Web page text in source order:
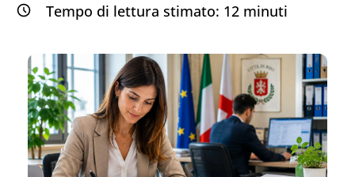
Tempo di lettura stimato: 12 minuti